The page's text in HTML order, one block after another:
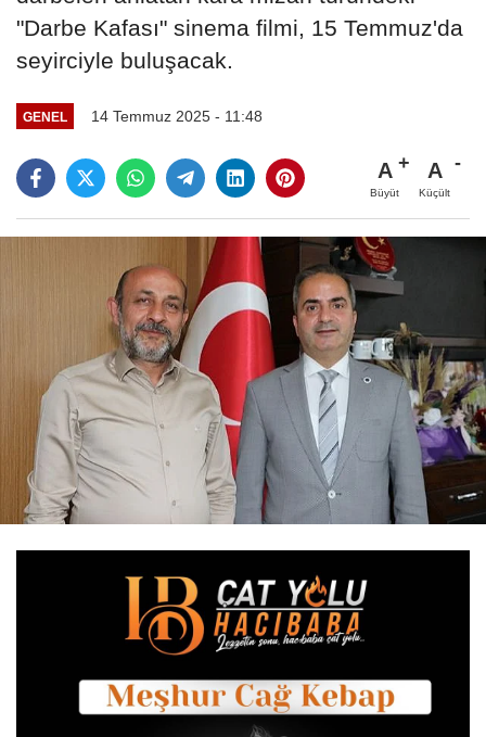
"Darbe Kafası" sinema filmi, 15 Temmuz'da
seyirciyle buluşacak.
GENEL 14 Temmuz 2025 - 11:48
A
Büyüt
A
Küçült